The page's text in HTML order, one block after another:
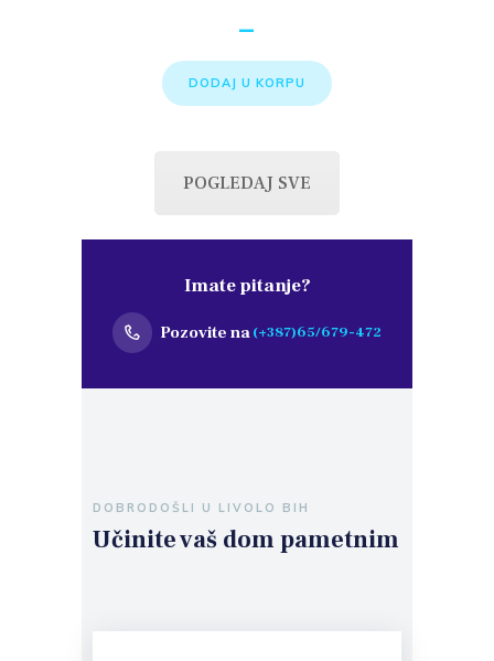
–
DODAJ U KORPU
POGLEDAJ SVE
Imate pitanje?
Pozovite na(+387)65/679-472
DOBRODOŠLI U LIVOLO BIH
Učinite vaš dom pametnim